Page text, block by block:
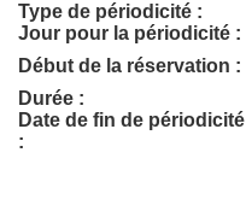
Type de périodicité :
Jour pour la périodicité :
Début de la réservation :
Durée :
Date de fin de périodicité
: